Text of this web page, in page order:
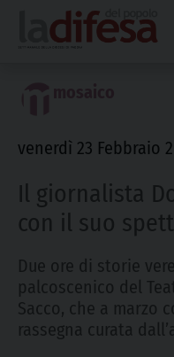
content
venerdì 23 Febbraio
Il giornalista
con il suo
Due ore di storie
palcoscenico del
Sacco, che a marzo
rassegna curata